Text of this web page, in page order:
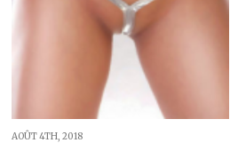
AOÛT 4TH, 2018